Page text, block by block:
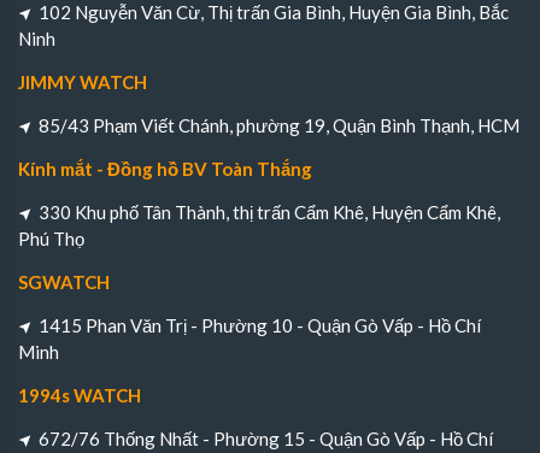
102 Nguyễn Văn Cừ, Thị trấn Gia Bình, Huyện Gia Bình, Bắc
Ninh
JIMMY WATCH
85/43 Phạm Viết Chánh, phường 19, Quận Bình Thạnh, HCM
Kính mắt - Đồng hồ BV Toàn Thắng
330 Khu phố Tân Thành, thị trấn Cẩm Khê, Huyện Cẩm Khê,
Phú Thọ
SGWATCH
1415 Phan Văn Trị - Phường 10 - Quận Gò Vấp - Hồ Chí
Minh
1994s WATCH
672/76 Thống Nhất - Phường 15 - Quận Gò Vấp - Hồ Chí